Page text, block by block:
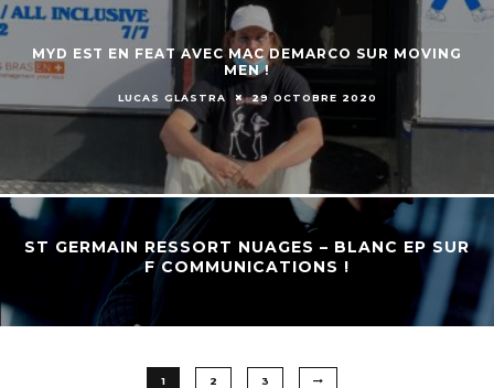
MYD EST EN FEAT AVEC MAC DEMARCO SUR MOVING
MEN !
LUCAS GLASTRA 29 OCTOBRE 2020
ST GERMAIN RESSORT NUAGES – BLANC EP SUR
F COMMUNICATIONS !
1 2 3